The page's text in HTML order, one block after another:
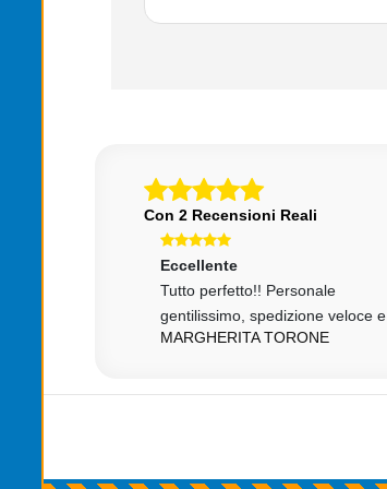
Con 2 Recensioni Reali
Eccellente
Tutto perfetto!! Personale
gentilissimo, spedizione veloce e
MARGHERITA TORONE